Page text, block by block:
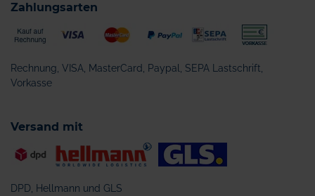
Zahlungsarten
Rechnung, VISA, MasterCard, Paypal, SEPA Lastschrift,
Vorkasse
Versand mit
DPD, Hellmann und GLS